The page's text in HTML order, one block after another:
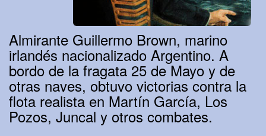
Almirante Guillermo Brown, marino
irlandés nacionalizado Argentino. A
bordo de la fragata 25 de Mayo y de
otras naves, obtuvo victorias contra la
flota realista en Martín García, Los
Pozos, Juncal y otros combates.